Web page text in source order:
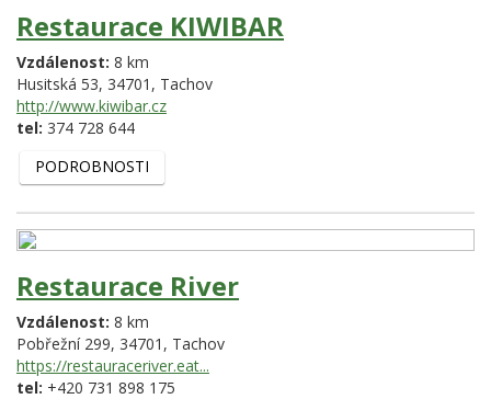
Restaurace KIWIBAR
Vzdálenost: 8 km
Husitská 53, 34701, Tachov
http://www.kiwibar.cz
tel: 374 728 644
PODROBNOSTI
Restaurace River
Vzdálenost: 8 km
Pobřežní 299, 34701, Tachov
https://restauraceriver.eat...
tel: +420 731 898 175